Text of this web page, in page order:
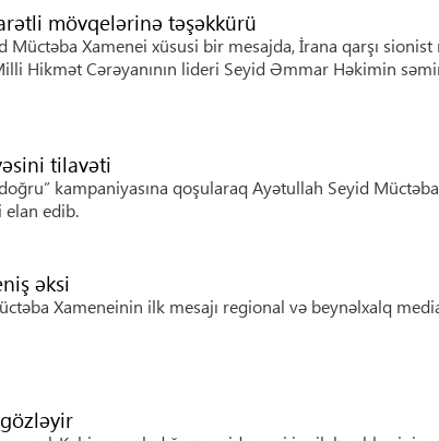
mövqelərinə təşəkkürü
Xamenei xüsusi bir mesajda, İrana qarşı sionist
Hikmət Cərəyanının lideri Seyid Əmmar Həkimin
tilavəti
kampaniyasına qoşularaq Ayətullah Seyid Müctəba
elan edib.
əksi
Xameneinin ilk mesajı regional və beynəlxalq